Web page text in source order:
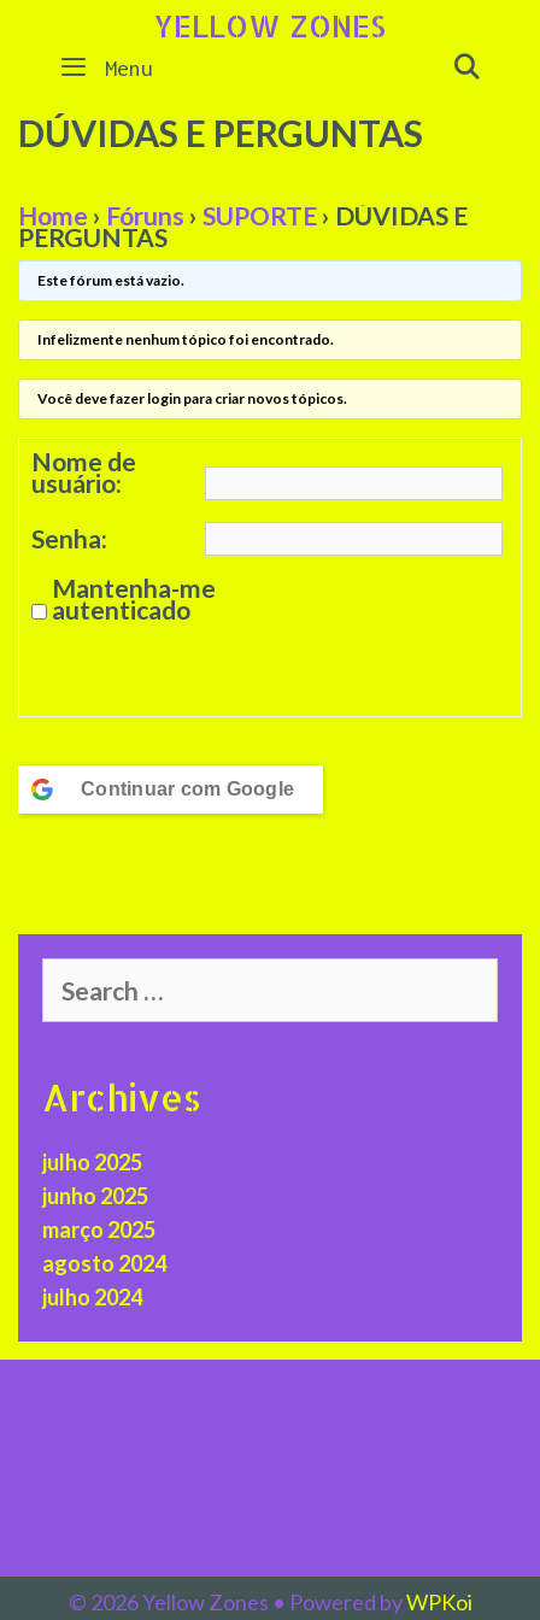
content
YELLOW ZONES
Menu
DÚVIDAS E PERGUNTAS
Home › Fóruns › SUPORTE › DÚVIDAS E
PERGUNTAS
Este fórum está vazio.
Infelizmente nenhum tópico foi encontrado.
Você deve fazer login para criar novos tópicos.
Nome de
usuário:
Senha:
Mantenha-me
autenticado
Continuar com Google
for:
Archives
julho 2025
junho 2025
março 2025
agosto 2024
julho 2024
© 2026 Yellow Zones • Powered byWPKoi